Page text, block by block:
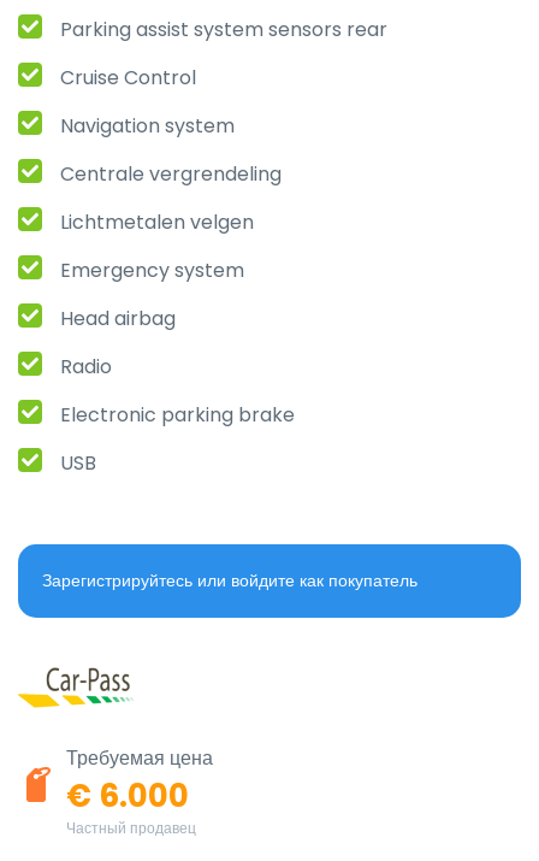
Parking assist system sensors rear
Cruise Control
Navigation system
Centrale vergrendeling
Lichtmetalen velgen
Emergency system
Head airbag
Radio
Electronic parking brake
USB
Зарегистрируйтесь или войдите как покупатель
Требуемая цена
€ 6.000
Частный продавец